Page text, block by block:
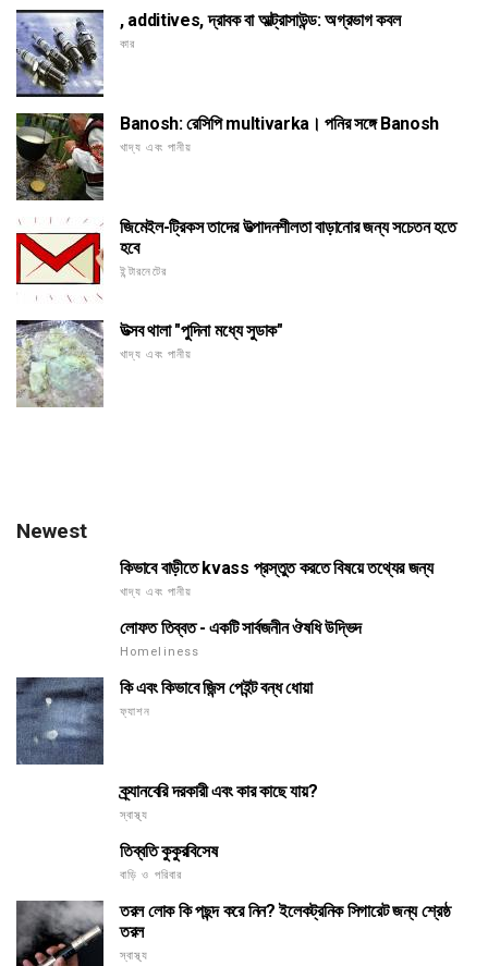
, additives, দ্রাবক বা আল্ট্রাসাউন্ড: অগ্রভাগ কবল
কার
Banosh: রেসিপি multivarka। পনির সঙ্গে Banosh
খাদ্য এবং পানীয়
জিমেইল-ট্রিকস তাদের উত্পাদনশীলতা বাড়ানোর জন্য সচেতন হতে
হবে
ইন্টারনেটের
উত্সব থালা "পুদিনা মধ্যে সুডাক"
খাদ্য এবং পানীয়
Newest
কিভাবে বাড়ীতে kvass প্রস্তুত করতে বিষয়ে তথ্যের জন্য
খাদ্য এবং পানীয়
লোফত তিব্বত - একটি সার্বজনীন ঔষধি উদ্ভিদ
Homeliness
কি এবং কিভাবে জিন্স পেইন্ট বন্ধ ধোয়া
ফ্যাশন
ক্র্যানবেরি দরকারী এবং কার কাছে যায়?
স্বাস্থ্য
তিব্বতি কুকুরবিসেষ
বাড়ি ও পরিবার
তরল লোক কি পছন্দ করে নিন? ইলেকট্রনিক সিগারেট জন্য শ্রেষ্ঠ
তরল
স্বাস্থ্য